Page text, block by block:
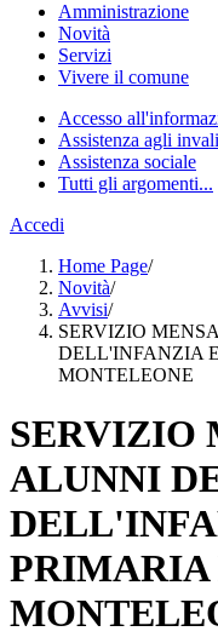
Amministrazione
Novità
Servizi
Vivere il comune
Accesso
Assistenza agli
Assistenza sociale
Tutti gli argomenti...
Accedi
Home Page/
Novità/
Avvisi/
SERVIZIO
DELL'INFANZIA
MONTELEONE
SERVIZIO
ALUNNI